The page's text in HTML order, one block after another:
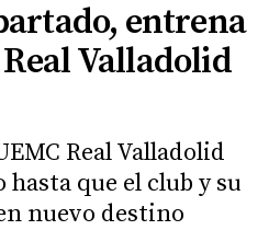
entrena
Valladolid
Real Valladolid
que el club y su
nuevo destino